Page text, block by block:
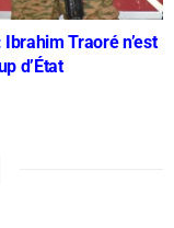
Traoré n’est
d’État